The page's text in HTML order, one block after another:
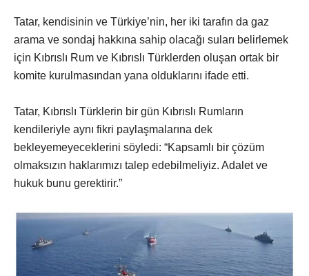
Tatar, kendisinin ve Türkiye’nin, her iki tarafın da gaz
arama ve sondaj hakkına sahip olacağı suları belirlemek
için Kıbrıslı Rum ve Kıbrıslı Türklerden oluşan ortak bir
komite kurulmasından yana olduklarını ifade etti.
Tatar, Kıbrıslı Türklerin bir gün Kıbrıslı Rumların
kendileriyle aynı fikri paylaşmalarına dek
bekleyemeyeceklerini söyledi: “Kapsamlı bir çözüm
olmaksızın haklarımızı talep edebilmeliyiz. Adalet ve
hukuk bunu gerektirir.”